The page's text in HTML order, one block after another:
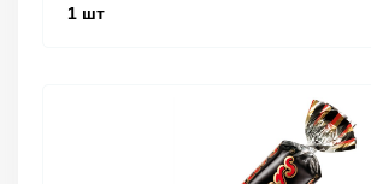
1 шт